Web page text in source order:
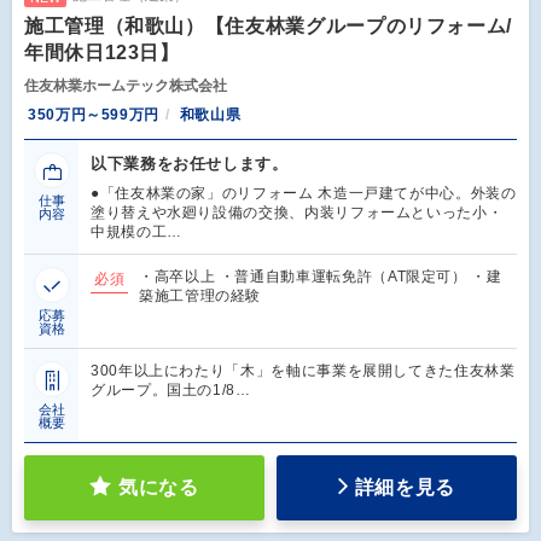
施工管理（和歌山）【住友林業グループのリフォーム/
年間休日123日】
住友林業ホームテック株式会社
350万円～599万円
和歌山県
仕事
内容
以下業務をお任せします。
●「住友林業の家」のリフォーム 木造一戸建てが中心。外装の
塗り替えや水廻り設備の交換、内装リフォームといった小・
中規模の工…
応募
資格
必須
・高卒以上 ・普通自動車運転免許（AT限定可） ・建
築施工管理の経験
会社
概要
300年以上にわたり「木」を軸に事業を展開してきた住友林業
グループ。国土の1/8…
気になる 詳細を見る